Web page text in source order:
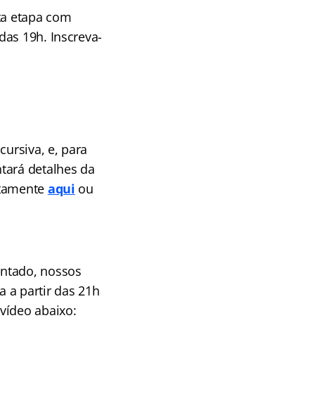
etapa com
19h. Inscreva-
e, para
detalhes da
aqui ou
nossos
a partir das 21h
abaixo: